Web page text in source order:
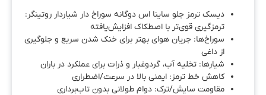
دیسک ترمز جلو ساینا اس دوگانه سوراخ دار شیاردار روتینگر:
ترمزگیری قوی‌تر با اصطکاک افزایش‌یافته
سوراخ‌ها: جریان هوای بهتر برای خنک شدن سریع و جلوگیری
از داغی
شیارها: تخلیه آب، گردوغبار و ذرات برای عملکرد در باران
کاهش خط ترمز: ایمنی بالا در سرعت/اضطراری
مقاومت سایش/ترک: دوام طولانی بدون تاب‌برداری